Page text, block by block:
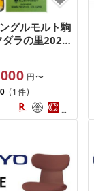
グルモルト駒
ダラの里2025
宮田村 国産
ハイボール
家飲み ギフ
限定 誕生日
祝い )
円〜
(1件)